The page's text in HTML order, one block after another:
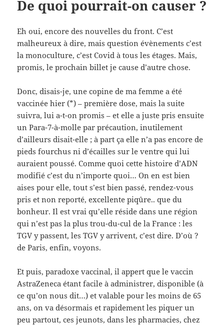
De quoi pourrait-on causer ?
Eh oui, encore des nouvelles du front. C’est
malheureux à dire, mais question évènements c’est
la monoculture, c’est Covid à tous les étages. Mais,
promis, le prochain billet je cause d’autre chose.
Donc, disais-je, une copine de ma femme a été
vaccinée hier (*) – première dose, mais la suite
suivra, lui a-t-on promis – et elle a juste pris ensuite
un Para-7-à-molle par précaution, inutilement
d’ailleurs disait-elle ; à part ça elle n’a pas encore de
pieds fourchus ni d’écailles sur le ventre qui lui
auraient poussé. Comme quoi cette histoire d’ADN
modifié c’est du n’importe quoi… On en est bien
aises pour elle, tout s’est bien passé, rendez-vous
pris et non reporté, excellente piqûre.. que du
bonheur. Il est vrai qu’elle réside dans une région
qui n’est pas la plus trou-du-cul de la France : les
TGV y passent, les TGV y arrivent, c’est dire. D’où ?
de Paris, enfin, voyons.
Et puis, paradoxe vaccinal, il appert que le vaccin
AstraZeneca étant facile à administrer, disponible (à
ce qu’on nous dit…) et valable pour les moins de 65
ans, on va désormais et rapidement les piquer un
peu partout, ces jeunots, dans les pharmacies, chez